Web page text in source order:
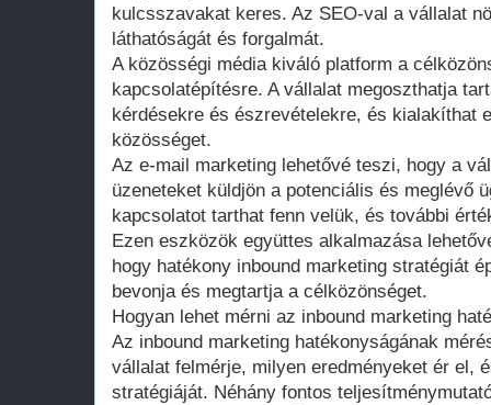
kulcsszavakat keres. Az SEO-val a vállalat
láthatóságát és forgalmát.
A közösségi média kiváló platform a
kapcsolatépítésre. A vállalat megoszthatja
kérdésekre és észrevételekre, és kialakíthat
közösséget.
Az e-mail marketing lehetővé teszi, hogy a
üzeneteket küldjön a potenciális és meglévő
kapcsolatot tarthat fenn velük, és további
Ezen eszközök együttes alkalmazása
hogy hatékony inbound marketing stratégiát
bevonja és megtartja a célközönséget.
Hogyan lehet mérni az inbound marketing
Az inbound marketing hatékonyságának
vállalat felmérje, milyen eredményeket ér el,
stratégiáját. Néhány fontos